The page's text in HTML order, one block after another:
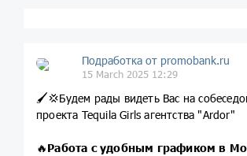
Подработка от promobank.ru
15 March 2025 12:29
🖌💢Будем рады видеть Вас на
проекта Tequila Girls агентства "Ardor"
🔥Работа с удобным графиком в